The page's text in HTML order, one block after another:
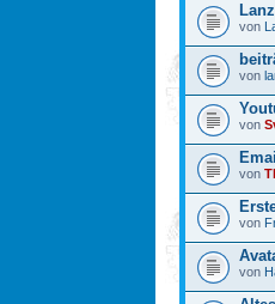
von
von
von
von
von
von